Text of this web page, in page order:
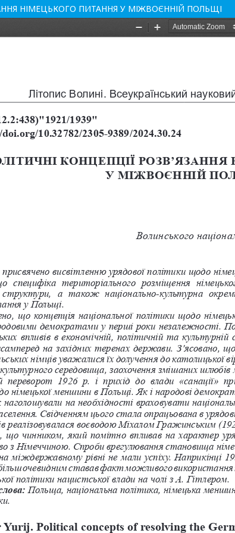
НІМЕЦЬКОГО ПИТАННЯ У МІЖВОЄННІЙ ПОЛЬЩІ